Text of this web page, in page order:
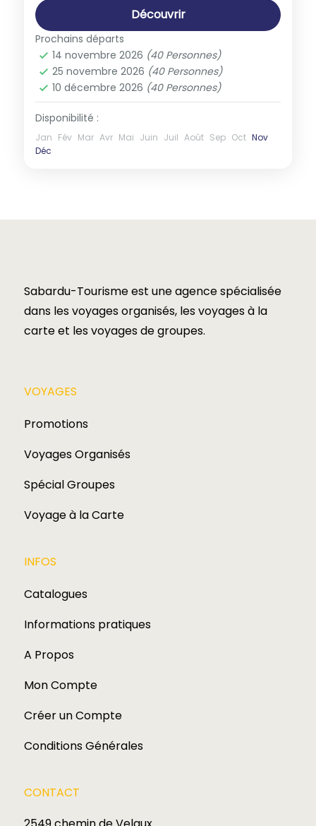
Découvrir
Prochains départs
14 novembre 2026 (40 Personnes)
25 novembre 2026 (40 Personnes)
10 décembre 2026 (40 Personnes)
Disponibilité :
Jan Fév Mar Avr Mai Juin Juil Août Sep Oct Nov
Déc
Sabardu-Tourisme est une agence spécialisée
dans les voyages organisés, les voyages à la
carte et les voyages de groupes.​
VOYAGES​
Promotions
Voyages Organisés
Spécial Groupes
Voyage à la Carte
INFOS
Catalogues
Informations pratiques
A Propos
Mon Compte
Créer un Compte
Conditions Générales
CONTACT